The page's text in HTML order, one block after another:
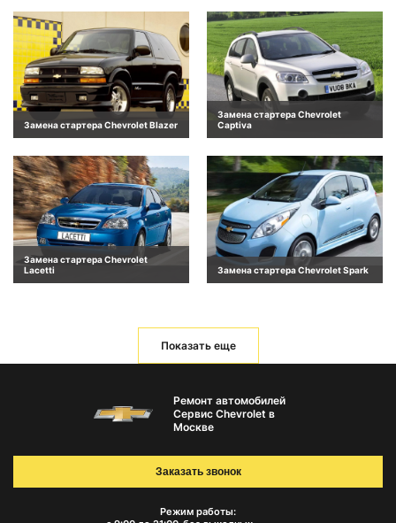
Замена стартера Chevrolet Blazer
Замена стартера Chevrolet
Captiva
Замена стартера Chevrolet
Lacetti
Замена стартера Chevrolet Spark
Показать еще
Ремонт автомобилей
Сервис Chevrolet в
Москве
Режим работы:
Заказать звонок